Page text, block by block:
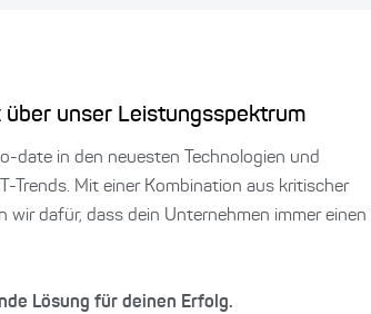
unser Leistungsspektrum
date in den neuesten Technologien und
Trends. Mit einer Kombination aus kritischer
dafür, dass dein Unternehmen immer einen
Lösung für deinen Erfolg.